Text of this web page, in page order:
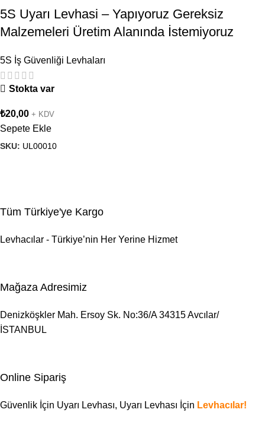
5S Uyarı Levhasi – Yapıyoruz Gereksiz
Malzemeleri Üretim Alanında İstemiyoruz
5S İş Güvenliği Levhaları
Stokta var
₺20,00 + KDV
Sepete Ekle
SKU: UL00010
Tüm Türkiye'ye Kargo
Levhacılar - Türkiye’nin Her Yerine Hizmet
Mağaza Adresimiz
Denizköşkler Mah. Ersoy Sk. No:36/A 34315 Avcılar/
İSTANBUL
Online Sipariş
Güvenlik İçin Uyarı Levhası, Uyarı Levhası İçin Levhacılar!